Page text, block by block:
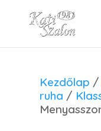
Kezdőlap /
ruha /